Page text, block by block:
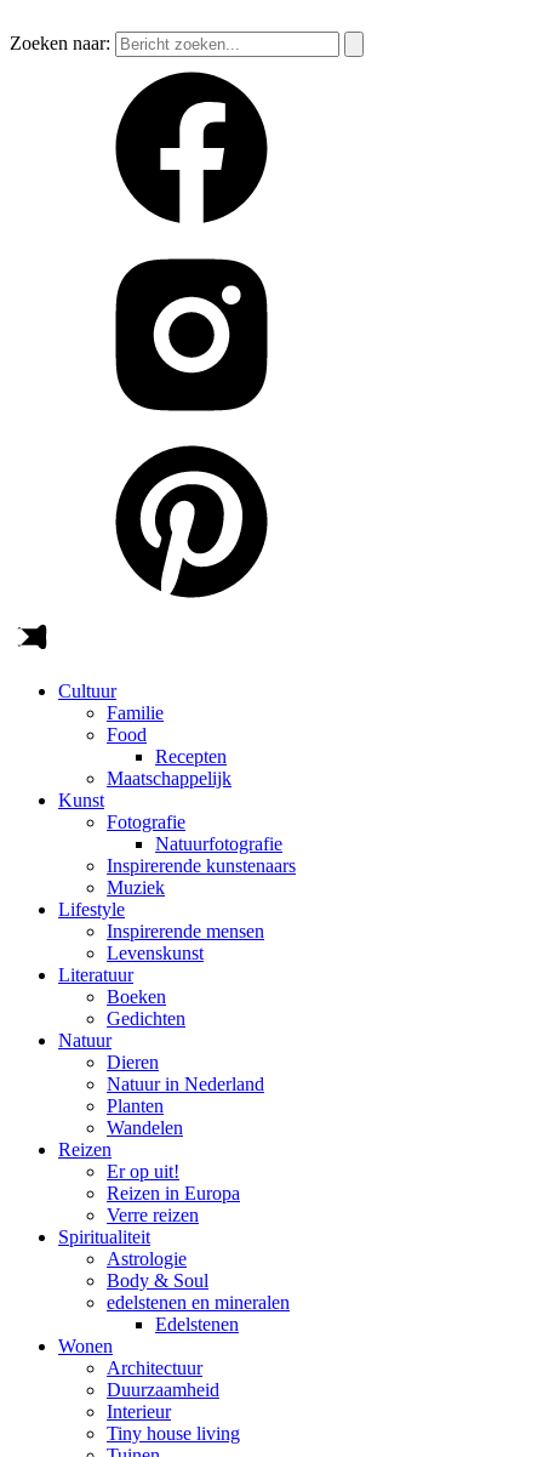
Zoeken naar:
Cultuur
Familie
Food
Recepten
Maatschappelijk
Kunst
Fotografie
Natuurfotografie
Inspirerende kunstenaars
Muziek
Lifestyle
Inspirerende mensen
Levenskunst
Literatuur
Boeken
Gedichten
Natuur
Dieren
Natuur in Nederland
Planten
Wandelen
Reizen
Er op uit!
Reizen in Europa
Verre reizen
Spiritualiteit
Astrologie
Body & Soul
edelstenen en mineralen
Edelstenen
Wonen
Architectuur
Duurzaamheid
Interieur
Tiny house living